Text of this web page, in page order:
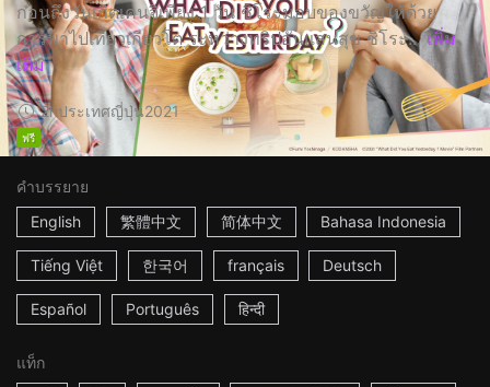
ก่อนถึงวันเกิดเคนจิเพียง 1 วัน ชิโระมอบของขวัญให้ด้วย
การพาไปเที่ยวเกียวโต ระหว่างทริปอันแสนสุข ชิโระ... เพิ่ม
เติม
2hประเทศญี่ปุ่น2021
ฟรี
คำบรรยาย
English
繁體中文 简体中文 Bahasa Indonesia
Tiếng Việt 한국어 français Deutsch
Español Português हिन्दी
แท็ก